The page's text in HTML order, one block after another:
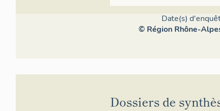
Date(s)
© Région Rhône-
Dossiers de